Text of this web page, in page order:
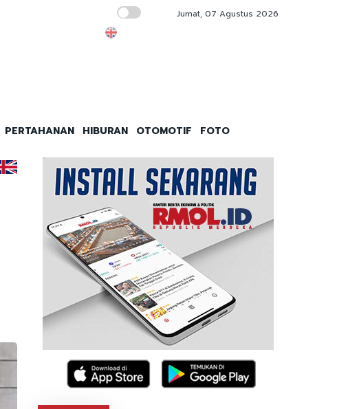
IHSG-Rupiah Kompak Hijau, Sinyal Istana
Jumat, 07 Agustus 2026
PERTAHANAN HIBURAN OTOMOTIF FOTO